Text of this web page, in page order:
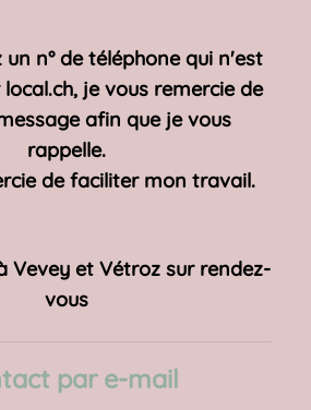
un n° de téléphone qui n'est
je vous remercie de
afin que je vous
rappelle.
de faciliter mon travail.
Vevey et Vétroz sur rendez-
vous
par e-mail